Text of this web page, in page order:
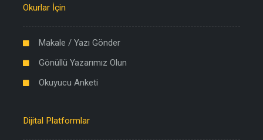
Okurlar İçin
Makale / Yazı Gönder
Gönüllü Yazarımız Olun
Okuyucu Anketi
Dijital Platformlar